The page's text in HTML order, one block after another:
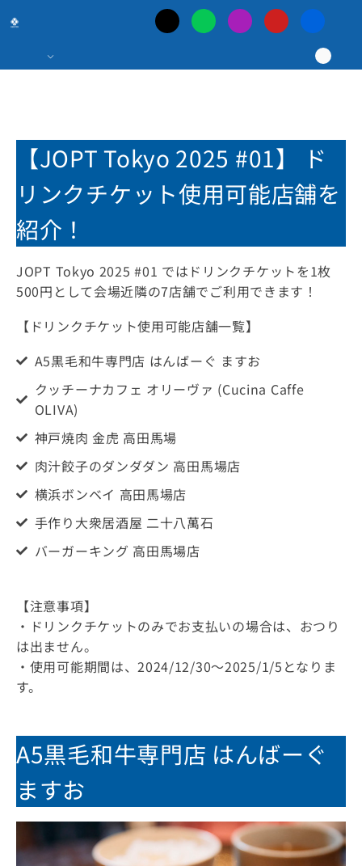
本
大
の
ポ
ー
カ
ー
イ
ベ
ン
ト
|
Japan
Poker
Tour
【JOPT Tokyo 2025 #01】 ド
リンクチケット使用可能店舗を
紹介！
JOPT Tokyo 2025 #01 ではドリンクチケットを1枚
500円として会場近隣の7店舗でご利用できます！
【ドリンクチケット使用可能店舗一覧】
A5黒毛和牛専門店 はんばーぐ ますお
クッチーナカフェ オリーヴァ (Cucina Caffe
OLIVA)
神戸焼肉 金虎 高田馬場
肉汁餃子のダンダダン 高田馬場店
横浜ボンベイ 高田馬場店
手作り大衆居酒屋 二十八萬石
バーガーキング 高田馬場店
【注意事項】
・ドリンクチケットのみでお支払いの場合は、おつり
は出ません。
・使用可能期間は、2024/12/30～2025/1/5となりま
す。
A5黒毛和牛専門店 はんばーぐ
ますお